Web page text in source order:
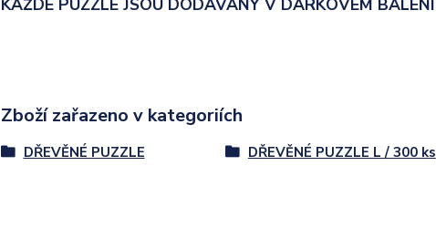
KAŽDÉ PUZZLE JSOU DODÁVÁNY V DÁRKOVÉM BALENÍ
Zboží zařazeno v kategoriích
DŘEVĚNÉ PUZZLE DŘEVĚNÉ PUZZLE L / 300 ks